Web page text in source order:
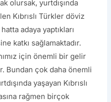
olursak, yurtdışında
Kıbrıslı Türkler döviz
adaya yaptıkları
katkı sağlamaktadır.
için önemli bir gelir
Bundan çok daha önemli
yaşayan Kıbrıslı
rağmen birçok